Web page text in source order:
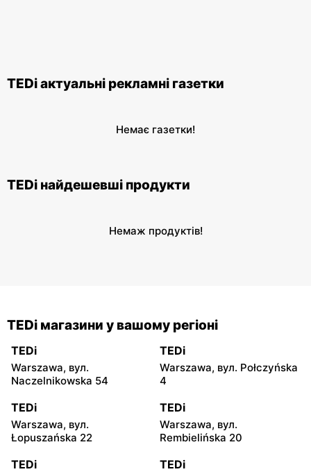
TEDi актуальні рекламні газетки
Немає газетки!
TEDi найдешевші продукти
Немаж продуктів!
TEDi магазини у вашому регіоні
TEDi
Warszawa, вул.
Naczelnikowska 54
TEDi
Warszawa, вул. Połczyńska
4
TEDi
Warszawa, вул.
Łopuszańska 22
TEDi
Warszawa, вул.
Rembielińska 20
TEDi TEDi